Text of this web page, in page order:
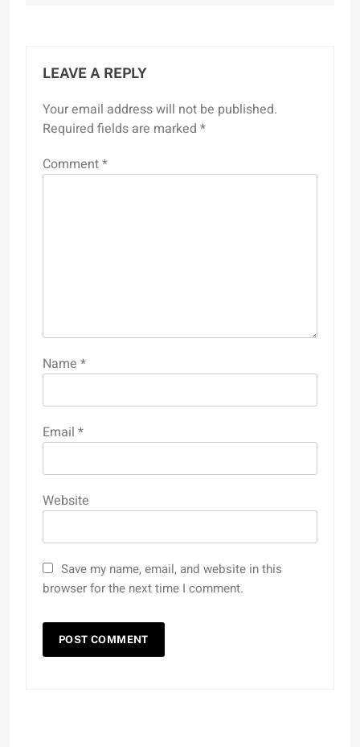
LEAVE A REPLY
Your email address will not be published.
Required fields are marked *
Comment*
Name *
Email *
Website
Save my name, email, and website in this
browser for the next time I comment.